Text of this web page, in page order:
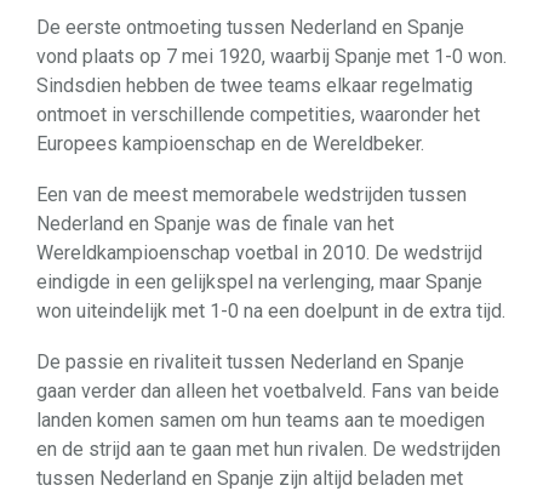
De eerste ontmoeting tussen Nederland en Spanje
vond plaats op 7 mei 1920, waarbij Spanje met 1-0 won.
Sindsdien hebben de twee teams elkaar regelmatig
ontmoet in verschillende competities, waaronder het
Europees kampioenschap en de Wereldbeker.
Een van de meest memorabele wedstrijden tussen
Nederland en Spanje was de finale van het
Wereldkampioenschap voetbal in 2010. De wedstrijd
eindigde in een gelijkspel na verlenging, maar Spanje
won uiteindelijk met 1-0 na een doelpunt in de extra tijd.
De passie en rivaliteit tussen Nederland en Spanje
gaan verder dan alleen het voetbalveld. Fans van beide
landen komen samen om hun teams aan te moedigen
en de strijd aan te gaan met hun rivalen. De wedstrijden
tussen Nederland en Spanje zijn altijd beladen met